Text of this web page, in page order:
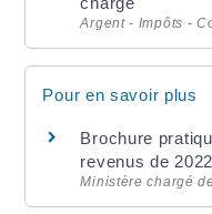
Argent - Impôts -
Pour en savoir plus
Brochure
revenus de 2022
Ministère chargé